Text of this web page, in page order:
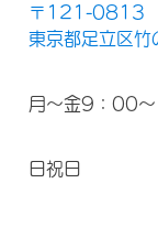
〒121-0813
東京都足立区
月～金9：00
日祝日